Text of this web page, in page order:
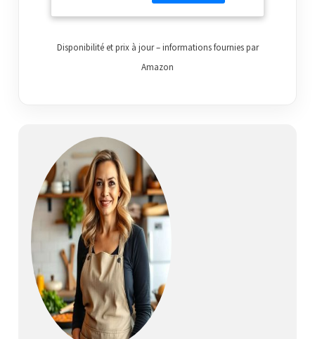
Maintien au Chaud.
Sortez la cuisine
monde de saveurs
FOUR À PIZZA
une pierre à pizza.
(*N'inclut pas de temps
de préchauffage, cuite
à 370°C) CHALEUR
ÉLEVÉE 370°C: inspiré
sifflant, noir, brûlant.
élevée pour un
contrôle total de la
température, Peut
Disponibilité et prix à jour – informations fournies par
Amazon